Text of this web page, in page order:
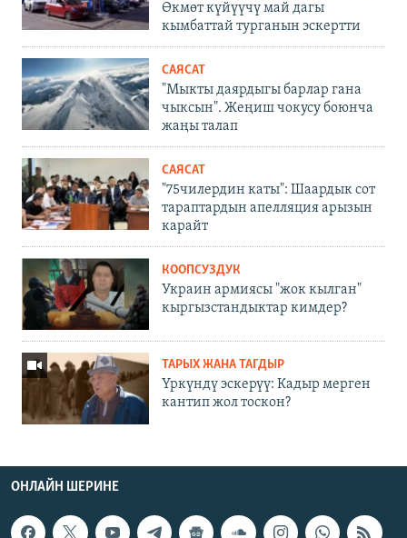
Өкмөт күйүүчү май дагы
кымбаттай турганын эскертти
САЯСАТ
"Мыкты даярдыгы барлар гана
чыксын". Жеңиш чокусу боюнча
жаңы талап
САЯСАТ
"75чилердин каты": Шаардык сот
тараптардын апелляция арызын
карайт
КООПСУЗДУК
Украин армиясы "жок кылган"
кыргызстандыктар кимдер?
ТАРЫХ ЖАНА ТАГДЫР
Үркүндү эскерүү: Кадыр мерген
кантип жол тоскон?
ОНЛАЙН ШЕРИНЕ